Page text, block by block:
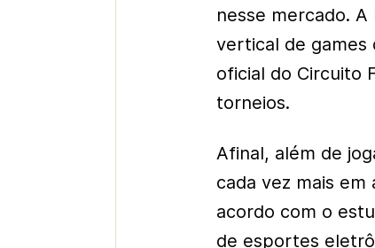
nesse mercado.
vertical de games
oficial do Circuito
torneios.
Afinal, além de
cada vez mais
acordo com o
de esportes